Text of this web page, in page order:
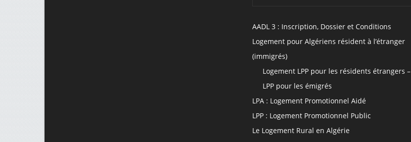
AADL 3 : Inscription, Dossier et Conditions
Logement pour Algériens résident à l’étranger
(immigrés)
Logement LPP pour les résidents étrangers –
LPP pour les émigrés
LPA : Logement Promotionnel Aidé
LPP : Logement Promotionnel Public
Le Logement Rural en Algérie